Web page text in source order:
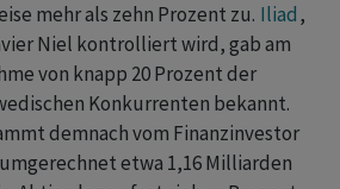
mehr als zehn Prozent zu. Iliad,
Niel kontrolliert wird, gab am
von knapp 20 Prozent der
Konkurrenten bekannt.
demnach vom Finanzinvestor
etwa 1,16 Milliarden